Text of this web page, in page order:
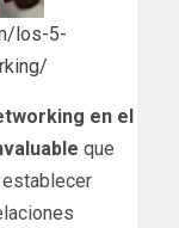
los-5-
en el
que